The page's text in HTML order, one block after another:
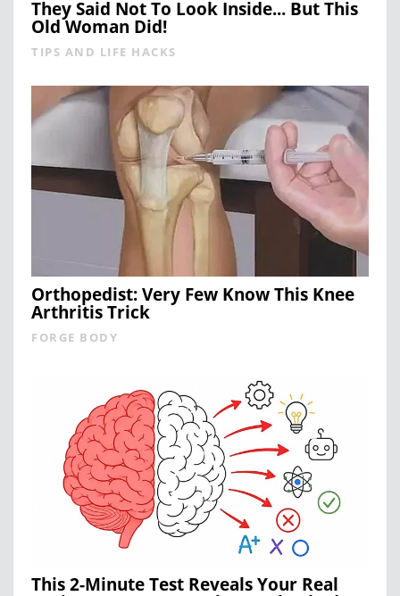
They Said Not To Look Inside... But This
Old Woman Did!
TIPS AND LIFE HACKS
Orthopedist: Very Few Know This Knee
Arthritis Trick
FORGE BODY
This 2-Minute Test Reveals Your Real